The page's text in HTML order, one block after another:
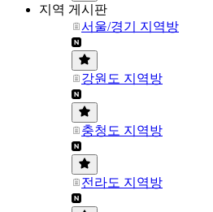
지역 게시판
서울/경기 지역방
강원도 지역방
충청도 지역방
전라도 지역방